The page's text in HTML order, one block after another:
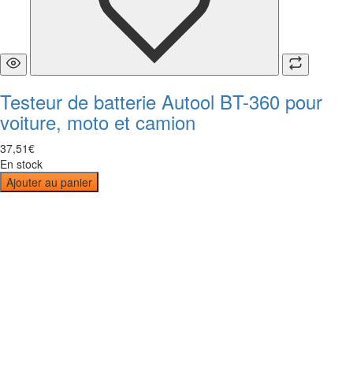
Testeur de batterie Autool BT-360 pour
voiture, moto et camion
37,51€
En stock
Ajouter au panier